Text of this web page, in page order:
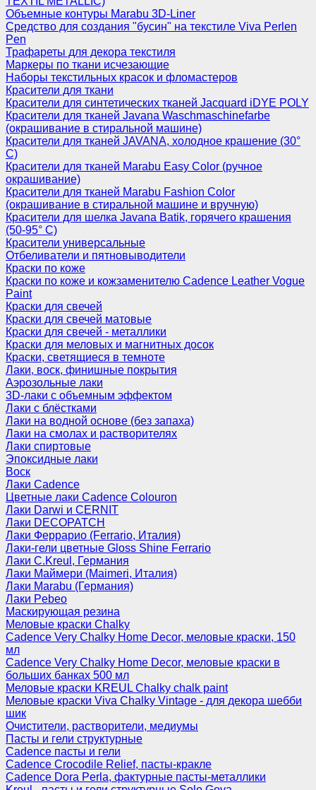
Объемные контуры Marabu 3D-Liner
Средство для создания "бусин" на текстиле Viva Perlen
Pen
Трафареты для декора текстиля
Маркеры по ткани исчезающие
Наборы текстильных красок и фломастеров
Красители для ткани
Красители для синтетических тканей Jacquard iDYE POLY
Красители для тканей Javana Waschmaschinefarbe
(окрашивание в стиральной машине)
Красители для тканей JAVANA, холодное крашение (30°
С)
Красители для тканей Marabu Easy Color (ручное
окрашивание)
Красители для тканей Marabu Fashion Color
(окрашивание в стиральной машине и вручную)
Красители для шелка Javana Batik, горячего крашения
(50-95° С)
Красители универсальные
Отбеливатели и пятновыводители
Краски по коже
Краски по коже и кожзаменителю Cadence Leather Vogue
Paint
Краски для свечей
Краски для свечей матовые
Краски для свечей - металлики
Краски для меловых и магнитных досок
Краски, светящиеся в темноте
Лаки, воск, финишные покрытия
Аэрозольные лаки
3D-лаки с объемным эффектом
Лаки с блёстками
Лаки на водной основе (без запаха)
Лаки на смолах и растворителях
Лаки спиртовые
Эпоксидные лаки
Воск
Лаки Cadence
Цветные лаки Cadence Colouron
Лаки Darwi и CERNIT
Лаки DECOPATCH
Лаки Феррарио (Ferrario, Италия)
Лаки-гели цветные Gloss Shine Ferrario
Лаки C.Kreul, Германия
Лаки Маймери (Maimeri, Италия)
Лаки Marabu (Германия)
Лаки Pebeo
Маскирующая резина
Меловые краски Chalky
Cadence Very Chalky Home Decor, меловые краски, 150
мл
Cadence Very Chalky Home Decor, меловые краски в
больших банках 500 мл
Меловые краски KREUL Chalky chalk paint
Меловые краски Viva Chalky Vintage - для декора шебби
шик
Очистители, растворители, медиумы
Пасты и гели структурные
Cadence пасты и гели
Cadence Crocodile Relief, пасты-кракле
Cadence Dora Perla, фактурные пасты-металлики